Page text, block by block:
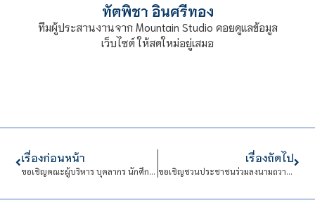
ทัตพิชา อินศรีทอง
ทีมผู้ประสานงานจาก Mountain Studio คอยดูแลข้อมูล
เว็บไซต์ ให้สดใหม่อยู่เสมอ
เรื่องก่อนหน้า
ขอเชิญคณะผู้บริหาร บุคลากร นักศึกษาและนักเรียน ร่วมพิธีทำบุญตักบาตรและพิธีถวายพระพรชัยมงคล
เรื่องถัดไป
ขอเชิญชวนประชาชนร่วมลงนามถวายพระพร